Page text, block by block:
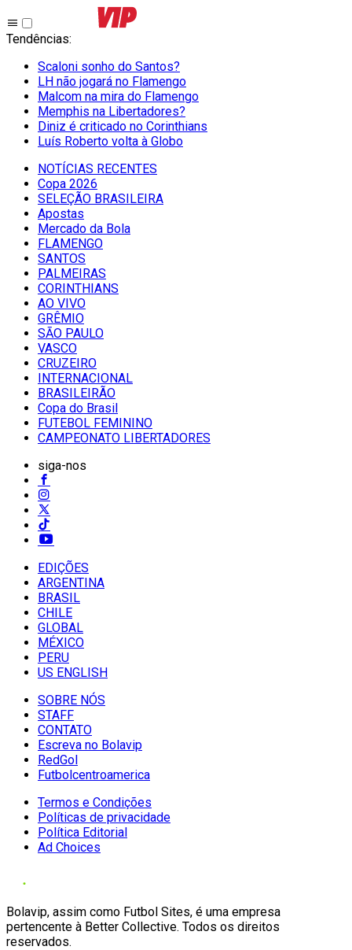
Tendências:
Scaloni sonho do Santos?
LH não jogará no Flamengo
Malcom na mira do Flamengo
Memphis na Libertadores?
Diniz é criticado no Corinthians
Luís Roberto volta à Globo
NOTÍCIAS RECENTES
Copa 2026
SELEÇÃO BRASILEIRA
Apostas
Mercado da Bola
FLAMENGO
SANTOS
PALMEIRAS
CORINTHIANS
AO VIVO
GRÊMIO
SĀO PAULO
VASCO
CRUZEIRO
INTERNACIONAL
BRASILEIRÃO
Copa do Brasil
FUTEBOL FEMININO
CAMPEONATO LIBERTADORES
siga-nos
EDIÇÕES
ARGENTINA
BRASIL
CHILE
GLOBAL
MÉXICO
PERU
US ENGLISH
SOBRE NÓS
STAFF
CONTATO
Escreva no Bolavip
RedGol
Futbolcentroamerica
Termos e Condições
Políticas de privacidade
Política Editorial
Ad Choices
Bolavip, assim como Futbol Sites, é uma empresa
pertencente à Better Collective. Todos os direitos
reservados.